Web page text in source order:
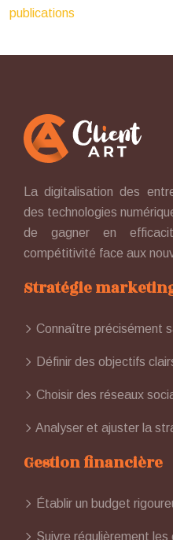
publications
La digitalisation des
des technologies
de gagner en
compétitivité face aux
Stratégie
Connaître précisément
Définir des objectifs
Choisir des réseaux
Analyser et ajuster la
Gestion financière
Établir un budget
Suivre régulièrement les